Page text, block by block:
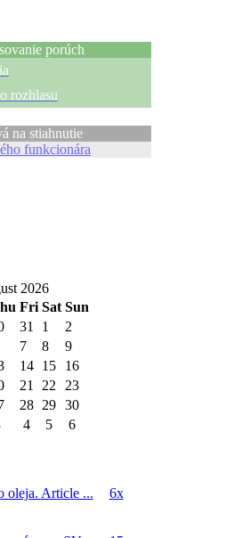
porúch
rozhlasu
na stiahnutie
funkcionára
2026
Fri Sat Sun
31 1
2
7 8
9
14 15
16
21 22
23
28 29 30
4 5
6
oleja. Article ... 6x